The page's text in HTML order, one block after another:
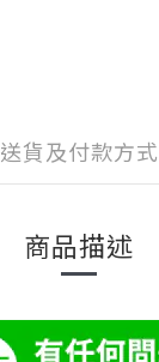
送貨及付款方式
商品描述